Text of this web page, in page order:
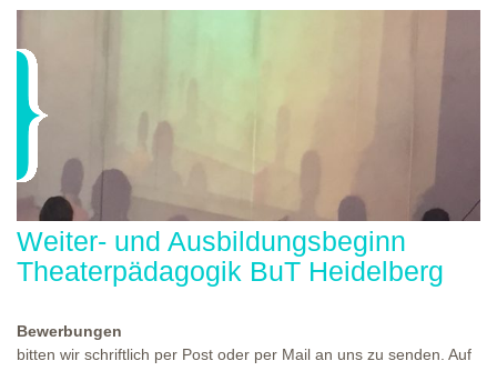
Ausbildungsprogramm zu erleben. Die Studierenden des
oder Präsentation. Wir freuen uns über Begegnungen und
Gespräche an der performativen Collage.
WO?
Weiter- und Ausbildungsbeginn
Theaterpädagogik BuT Heidelberg
Bewerbungen
bitten wir schriftlich per Post oder per Mail an uns zu senden. Auf